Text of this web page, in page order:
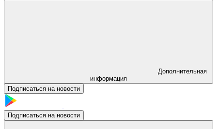
Дополнительная
информация
Подписаться на новости
Подписаться на новости